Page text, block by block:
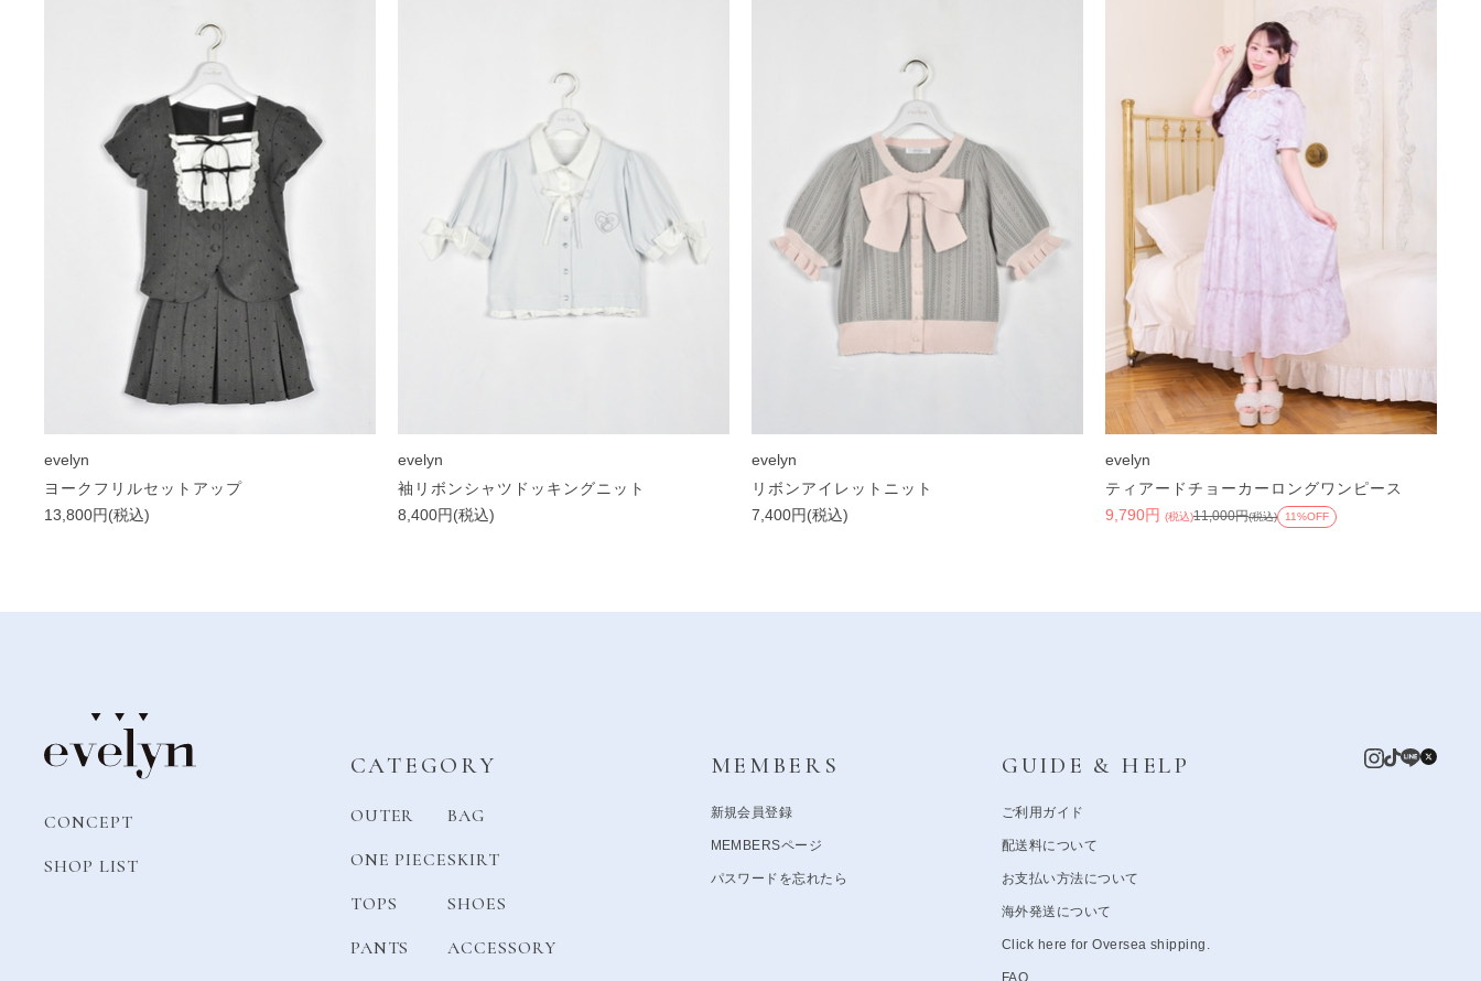
evelyn
ヨークフリルセットアップ
13,800円(税込)
evelyn
袖リボンシャツドッキングニット
8,400円(税込)
evelyn
リボンアイレットニット
7,400円(税込)
evelyn
ティアードチョーカーロングワンピース
9,790円 (税込)11,000円(税込) 11%OFF
CONCEPT
SHOP LIST
CATEGORY
OUTER
ONE PIECE
TOPS
PANTS
BAG
SKIRT
SHOES
ACCESSORY
MEMBERS
新規会員登録
MEMBERSページ
パスワードを忘れたら
GUIDE & HELP
ご利用ガイド
配送料について
お支払い方法について
海外発送について
Click here for Oversea shipping.
FAQ